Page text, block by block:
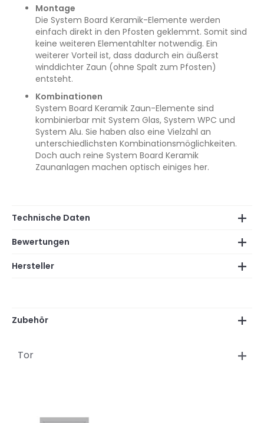
Montage
Die System Board Keramik-Elemente werden
einfach direkt in den Pfosten geklemmt. Somit sind
keine weiteren Elementahlter notwendig. Ein
weiterer Vorteil ist, dass dadurch ein äußerst
winddichter Zaun (ohne Spalt zum Pfosten)
entsteht.
Kombinationen
System Board Keramik Zaun-Elemente sind
kombinierbar mit System Glas, System WPC und
System Alu. Sie haben also eine Vielzahl an
unterschiedlichsten Kombinationsmöglichkeiten.
Doch auch reine System Board Keramik
Zaunanlagen machen optisch einiges her.
Technische Daten
Bewertungen
Hersteller
Zubehör
Tor